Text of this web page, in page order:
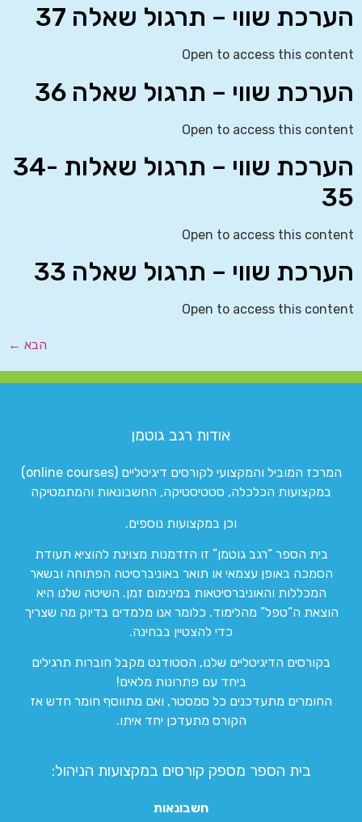
הערכת שווי – תרגול שאלה 37
Open to access this content
הערכת שווי – תרגול שאלה 36
Open to access this content
הערכת שווי – תרגול שאלות 34-
35
Open to access this content
הערכת שווי – תרגול שאלה 33
Open to access this content
הבא ←
אודות רגב גוטמן
המרכז המוביל והמקצועי לקורסים דיגיטליים (online courses)
במקצועות הכלכלה, סטטיסטיקה, החשבונאות והמתמטיקה
וכן במקצועות נוספים.
בית הספר “רגב גוטמן” זו הזדמנות מצוינת להוציא תעודת
הסמכה באופן עצמאי או תואר באוניברסיטה הפתוחה ובשאר
המכללות והאוניברסיטאות במינימום זמן. השיטה שלנו היא
הוצאת ה”טפל” מהלימוד. כלומר אנו מלמדים בדיוק מה שצריך
כדי להצטיין בבחינה.
בקורסים הדיגיטליים שלנו, הסטודנט מקבל חוברות תרגילים
ביחד עם פתרונות מלאים!
החומרים מתעדכנים כל סמסטר, ואם מתווסף חומר חדש אז
הקורס מתעדכן יחד איתו.
בית הספר מספק קורסים במקצועות הניהול:
חשבונאות